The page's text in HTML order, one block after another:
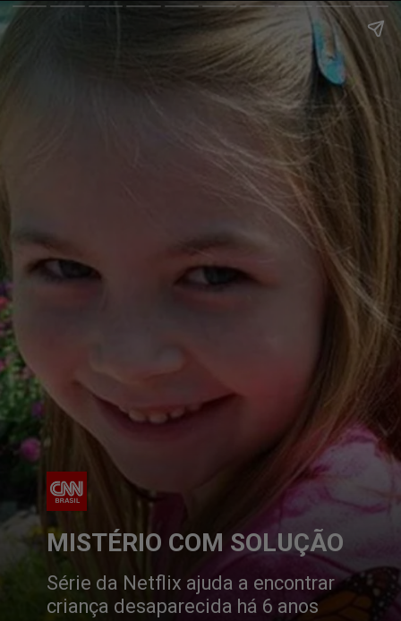
MISTÉRIO COM SOLUÇÃO
Série da Netflix ajuda a encontrar
criança desaparecida há 6 anos